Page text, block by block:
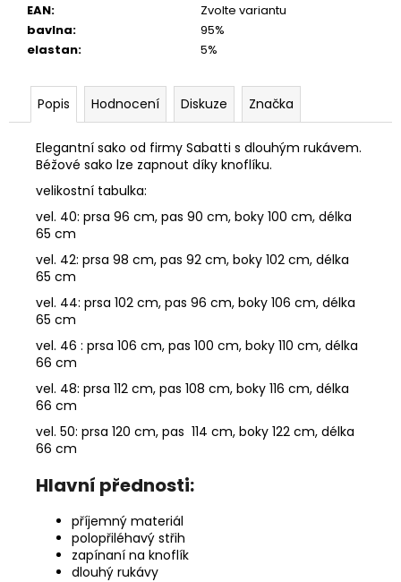
EAN:
Zvolte variantu
bavlna:
95%
elastan: 5%
Popis Hodnocení Diskuze Značka
Elegantní sako od firmy Sabatti s dlouhým rukávem.
Béžové sako lze zapnout díky knoflíku.
velikostní tabulka:
vel. 40: prsa 96 cm, pas 90 cm, boky 100 cm, délka
65 cm
vel. 42: prsa 98 cm, pas 92 cm, boky 102 cm, délka
65 cm
vel. 44: prsa 102 cm, pas 96 cm, boky 106 cm, délka
65 cm
vel. 46 : prsa 106 cm, pas 100 cm, boky 110 cm, délka
66 cm
vel. 48: prsa 112 cm, pas 108 cm, boky 116 cm, délka
66 cm
vel. 50: prsa 120 cm, pas 114 cm, boky 122 cm, délka
66 cm
Hlavní přednosti:
příjemný materiál
polopřiléhavý střih
zapínaní na knoflík
dlouhý rukávy